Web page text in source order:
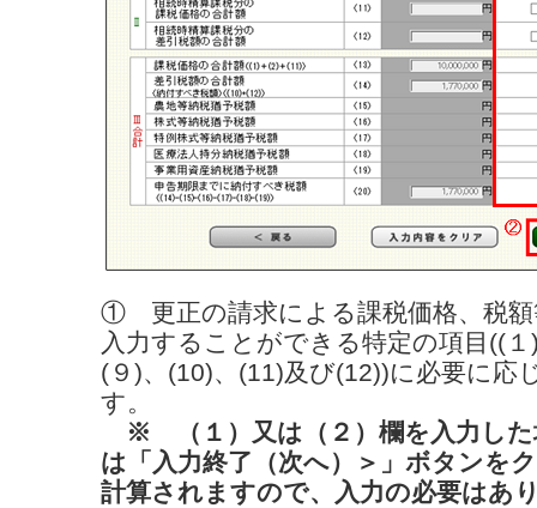
① 更正の請求による課税価格、税額
入力することができる特定の項目((
(９)、(10)、(11)及び(12))に必要に応
す。
※ （１）又は（２）欄を入力した
は「入力終了（次へ）＞」ボタンを
計算されますので、入力の必要はあ